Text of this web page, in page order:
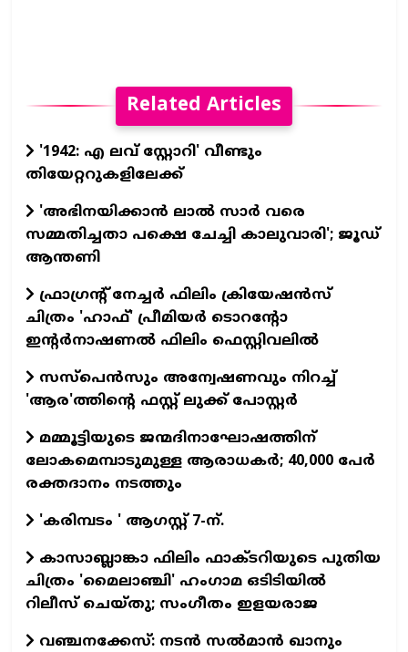
Related Articles
'1942: എ ലവ് സ്റ്റോറി' വീണ്ടും
തിയേറ്ററുകളിലേക്ക്
'അഭിനയിക്കാന്‍ ലാല്‍ സാര്‍ വരെ
സമ്മതിച്ചതാ പക്ഷെ ചേച്ചി കാലുവാരി'; ജൂഡ്
ആന്തണി
ഫ്രാഗ്രന്റ് നേച്ചര്‍ ഫിലിം ക്രിയേഷന്‍സ്
ചിത്രം 'ഹാഫ്' പ്രീമിയര്‍ ടൊറന്റോ
ഇന്റര്‍നാഷണല്‍ ഫിലിം ഫെസ്റ്റിവലില്‍
സസ്പെന്‍സും അന്വേഷണവും നിറച്ച്
'ആര'ത്തിന്റെ ഫസ്റ്റ് ലുക്ക് പോസ്റ്റര്‍
മമ്മൂട്ടിയുടെ ജന്മദിനാഘോഷത്തിന്
ലോകമെമ്പാടുമുള്ള ആരാധകര്‍; 40,000 പേര്‍
രക്തദാനം നടത്തും
'കരിമ്പടം ' ആഗസ്റ്റ് 7-ന്.
കാസാബ്ലാങ്കാ ഫിലിം ഫാക്ടറിയുടെ പുതിയ
ചിത്രം 'മൈലാഞ്ചി' ഹംഗാമ ഒടിടിയില്‍
റിലീസ് ചെയ്തു; സംഗീതം ഇളയരാജ
വഞ്ചനക്കേസ്: നടന്‍ സല്‍മാന്‍ ഖാനും